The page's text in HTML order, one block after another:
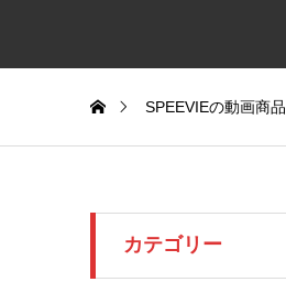
SPEEVIEの動画商品
カテゴリー